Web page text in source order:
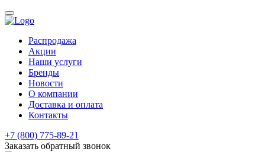
Распродажа
Акции
Наши услуги
Бренды
Новости
О компании
Доставка и оплата
Контакты
+7 (800) 775-89-21
Заказать обратный звонок